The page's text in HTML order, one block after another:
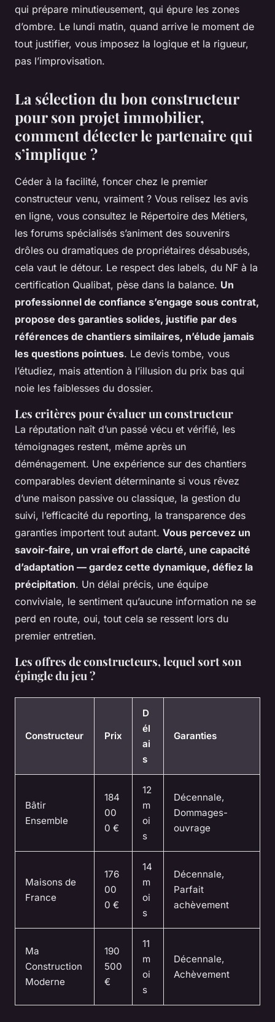
qui prépare minutieusement, qui épure les zones
d’ombre. Le lundi matin, quand arrive le moment de
tout justifier, vous imposez la logique et la rigueur,
pas l’improvisation.
La sélection du bon constructeur
pour son projet immobilier,
comment détecter le partenaire qui
s’implique ?
Céder à la facilité, foncer chez le premier
constructeur venu, vraiment ? Vous relisez les avis
en ligne, vous consultez le Répertoire des Métiers,
les forums spécialisés s’animent des souvenirs
drôles ou dramatiques de propriétaires désabusés,
cela vaut le détour. Le respect des labels, du NF à la
certification Qualibat, pèse dans la balance. Un
professionnel de confiance s’engage sous contrat,
propose des garanties solides, justifie par des
références de chantiers similaires, n’élude jamais
les questions pointues. Le devis tombe, vous
l’étudiez, mais attention à l’illusion du prix bas qui
noie les faiblesses du dossier.
Les critères pour évaluer un constructeur
La réputation naît d’un passé vécu et vérifié, les
témoignages restent, même après un
déménagement. Une expérience sur des chantiers
comparables devient déterminante si vous rêvez
d’une maison passive ou classique, la gestion du
suivi, l’efficacité du reporting, la transparence des
garanties importent tout autant. Vous percevez un
savoir-faire, un vrai effort de clarté, une capacité
d’adaptation — gardez cette dynamique, défiez la
précipitation. Un délai précis, une équipe
conviviale, le sentiment qu’aucune information ne se
perd en route, oui, tout cela se ressent lors du
premier entretien.
Les offres de constructeurs, lequel sort son
épingle du jeu ?
Constructeur Prix
D
él
ai
s
Garanties
Bâtir
Ensemble
184
00
0 €
12
m
oi
s
Décennale,
Dommages-
ouvrage
Maisons de
France
176
00
0 €
14
m
oi
s
Décennale,
Parfait
achèvement
Ma
Construction
Moderne
190
500
€
11
m
oi
s
Décennale,
Achèvement